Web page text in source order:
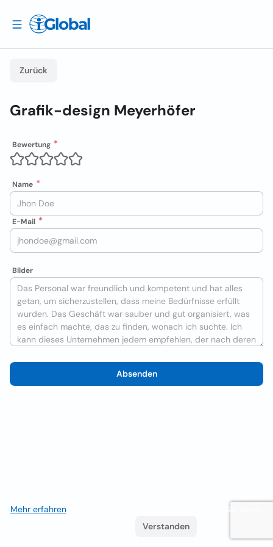
Zurück
Grafik-design Meyerhöfer
Bewertung
Name
E-Mail
Bilder
Absenden
Mehr erfahren . Wenn Sie weiterhin surfen, akzeptieren Sie deren
Verstanden